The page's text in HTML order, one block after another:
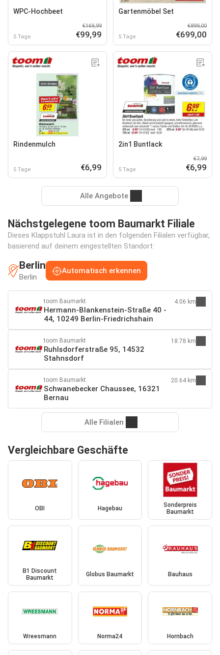
WPC-Hochbeet
5 Tage
€169,99
€99,99
Gartenmöbel Set
5 Tage
€899,00
€699,00
Rindenmulch
5 Tage €6,99
2in1 Buntlack
5 Tage
€7,99
€6,99
Alle Angebote
Nächstgelegene toom Baumarkt Filiale
Dieses Klappstuhl Laura ist in den folgenden Filialen verfügbar,
basierend auf deinem eingestellten Standort:
Berlin
Berlin
Automatisch erkennen
toom Baumarkt
Hermann-Blankenstein-Straße 40 -
44, 10249 Berlin-Friedrichshain
4.06 km
toom Baumarkt
Ruhlsdorferstraße 95, 14532
Stahnsdorf
18.78 km
toom Baumarkt
Schwanebecker Chaussee, 16321
Bernau
20.64 km
Alle Filialen
Vergleichbare Geschäfte
OBI Hagebau
Sonderpreis
Baumarkt
B1 Discount
Baumarkt
Globus Baumarkt Bauhaus
Wreesmann Norma24 Hornbach